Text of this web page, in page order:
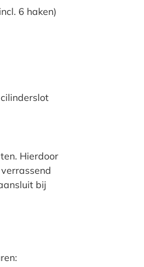
6 haken)
Hierdoor
bij